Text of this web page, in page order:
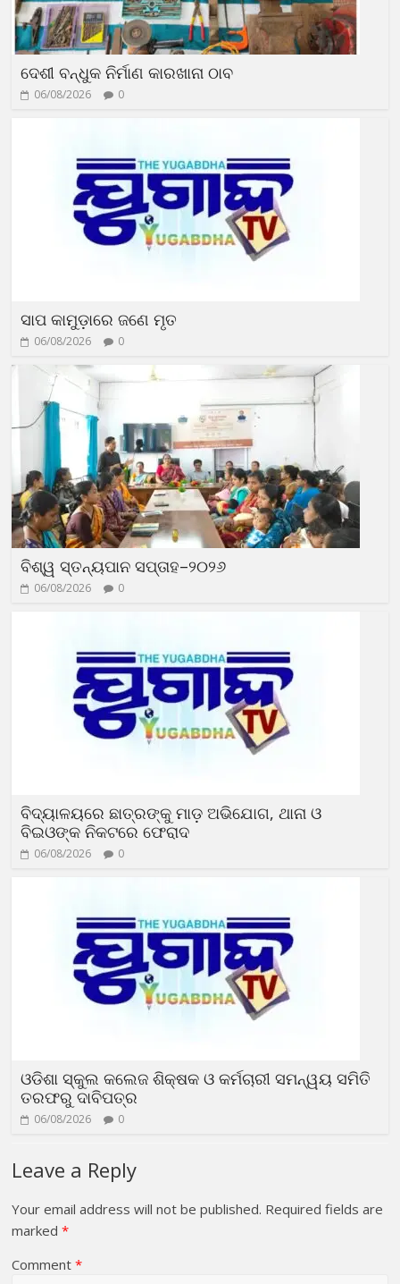
ଦେଶୀ ବନ୍ଧୁକ ନିର୍ମାଣ କାରଖାନା ଠାବ
06/08/2026 0
ସାପ କାମୁଡ଼ାରେ ଜଣେ ମୃତ
06/08/2026 0
ବିଶ୍ୱ ସ୍ତନ୍ୟପାନ ସପ୍ତାହ–୨୦୨୬
06/08/2026 0
ବିଦ୍ୟାଳୟରେ ଛାତ୍ରଙ୍କୁ ମାଡ଼ ଅଭିଯୋଗ, ଥାନା ଓ
ବିଇଓଙ୍କ ନିକଟରେ ଫେରାଦ
06/08/2026 0
ଓଡିଶା ସ୍କୁଲ କଲେଜ ଶିକ୍ଷକ ଓ କର୍ମଚାରୀ ସମନ୍ୱୟ ସମିତି
ତରଫରୁ ଦାବିପତ୍ର
06/08/2026 0
Leave a Reply
Your email address will not be published. Required fields are
marked*
Comment*